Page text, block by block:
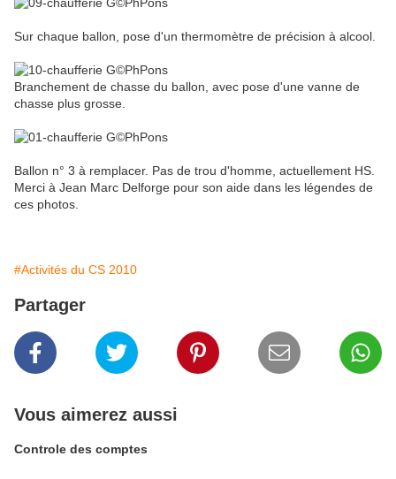
Sur chaque ballon, pose d'un thermomètre de précision à alcool.
Branchement de chasse du ballon, avec pose d'une vanne de
chasse plus grosse.
Ballon n° 3 à remplacer. Pas de trou d'homme, actuellement HS.
Merci à Jean Marc Delforge pour son aide dans les légendes de
ces photos.
#Activités du CS 2010
Partager
Vous aimerez aussi
Controle des comptes